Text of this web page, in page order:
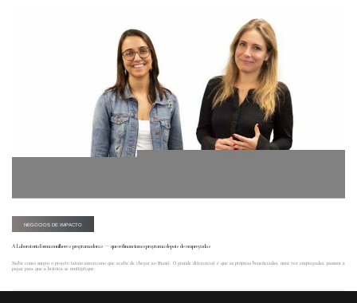
NEGÓCIOS DE IMPACTO
A Laboratoria forma mulheres programadoras — que refinanciam o programa depois de empregadas
Saiba como surgiu o projeto latino-americano que acaba de chegar ao Brasil. O grande diferencial é que as próprias beneficiadas, uma vez empregadas, passam a
pagar para que a história se multiplique.